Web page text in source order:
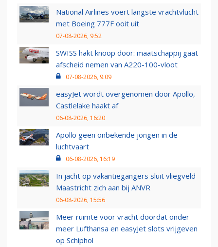
National Airlines voert langste vrachtvlucht
met Boeing 777F ooit uit
07-08-2026, 9:52
SWISS hakt knoop door: maatschappij gaat
afscheid nemen van A220-100-vloot
07-08-2026, 9:09
easyJet wordt overgenomen door Apollo,
Castlelake haakt af
06-08-2026, 16:20
Apollo geen onbekende jongen in de
luchtvaart
06-08-2026, 16:19
In jacht op vakantiegangers sluit vliegveld
Maastricht zich aan bij ANVR
06-08-2026, 15:56
Meer ruimte voor vracht doordat onder
meer Lufthansa en easyJet slots vrijgeven
op Schiphol